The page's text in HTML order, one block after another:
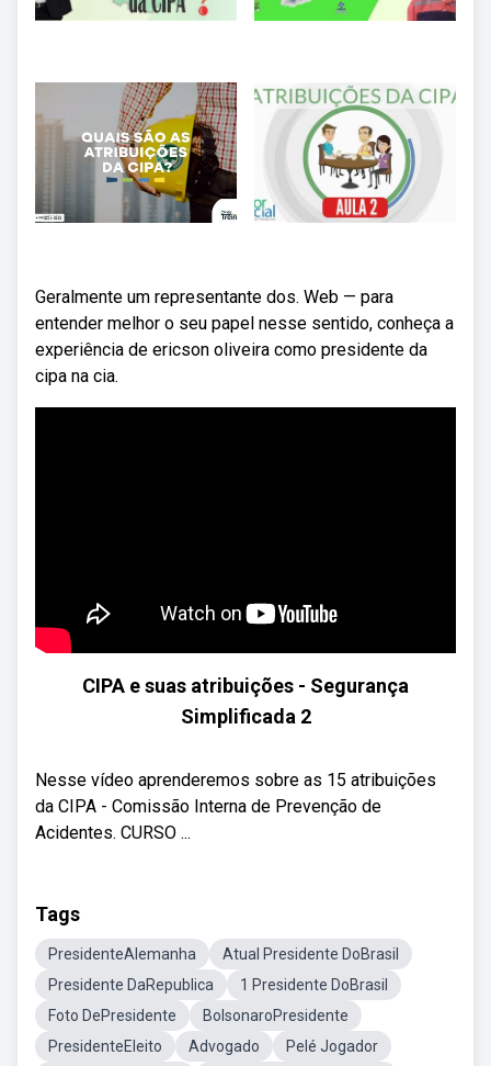
Geralmente um representante dos. Web — para
entender melhor o seu papel nesse sentido, conheça a
experiência de ericson oliveira como presidente da
cipa na cia.
CIPA e suas atribuições - Segurança
Simplificada 2
Nesse vídeo aprenderemos sobre as 15 atribuições
da CIPA - Comissão Interna de Prevenção de
Acidentes. CURSO ...
Tags
PresidenteAlemanha
Atual Presidente DoBrasil
Presidente DaRepublica
1 Presidente DoBrasil
Foto DePresidente
BolsonaroPresidente
PresidenteEleito
Advogado Pelé Jogador